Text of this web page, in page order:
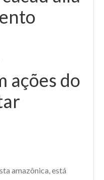
ações do
amazônica, está